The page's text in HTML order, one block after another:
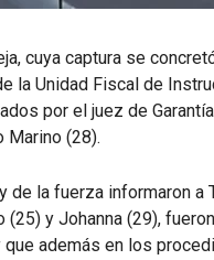
cuya captura se
la Unidad Fiscal de
por el juez de
Marino (28).
de la fuerza informaron
(25) y Johanna (29),
que además en los